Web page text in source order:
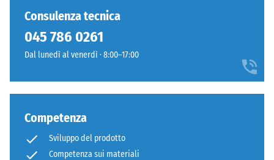
ancora
selezionato
per
confronto.
Consulenza tecnica
045 786 0261
Dal lunedì al venerdì · 8:00–17:00
Competenza
Sviluppo del prodotto
Competenza sui materiali